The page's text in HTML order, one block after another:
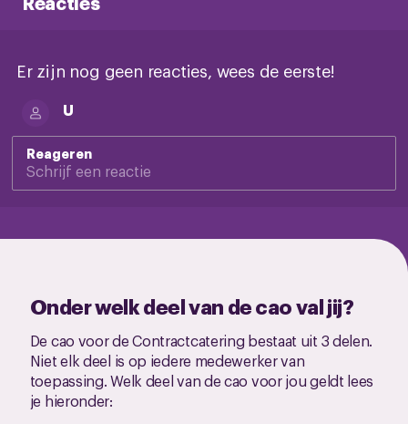
Er zijn nog geen reacties, wees de eerste!
U
Reageren
Onder welk deel van de cao val jij?
De cao voor de Contractcatering bestaat uit 3 delen.
Niet elk deel is op iedere medewerker van
toepassing. Welk deel van de cao voor jou geldt lees
je hieronder: